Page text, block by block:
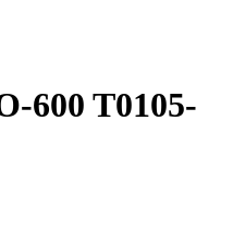
600 T0105-